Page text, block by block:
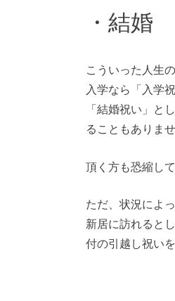
・結婚
こういった人生
入学なら「入学
「結婚祝い」と
ることもありませ
頂く方も恐縮し
ただ、状況によ
新居に訪れると
付の引越し祝い